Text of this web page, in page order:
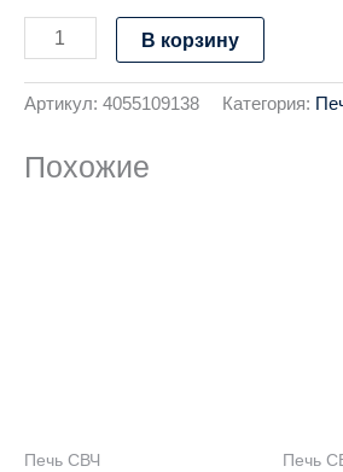
В корзину
Артикул: 4055109138 Категория:
Похожие
Печь СВЧ Печь